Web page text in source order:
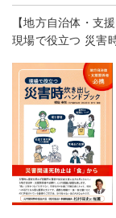
【地方自治体・支
現場で役立つ 災害